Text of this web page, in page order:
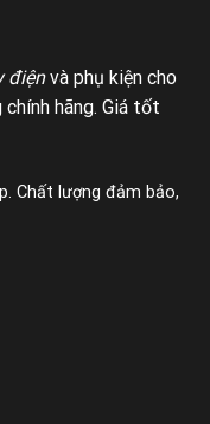
điệnvà phụ kiện cho
chính hãng. Giá tốt
Chất lượng đảm bảo,